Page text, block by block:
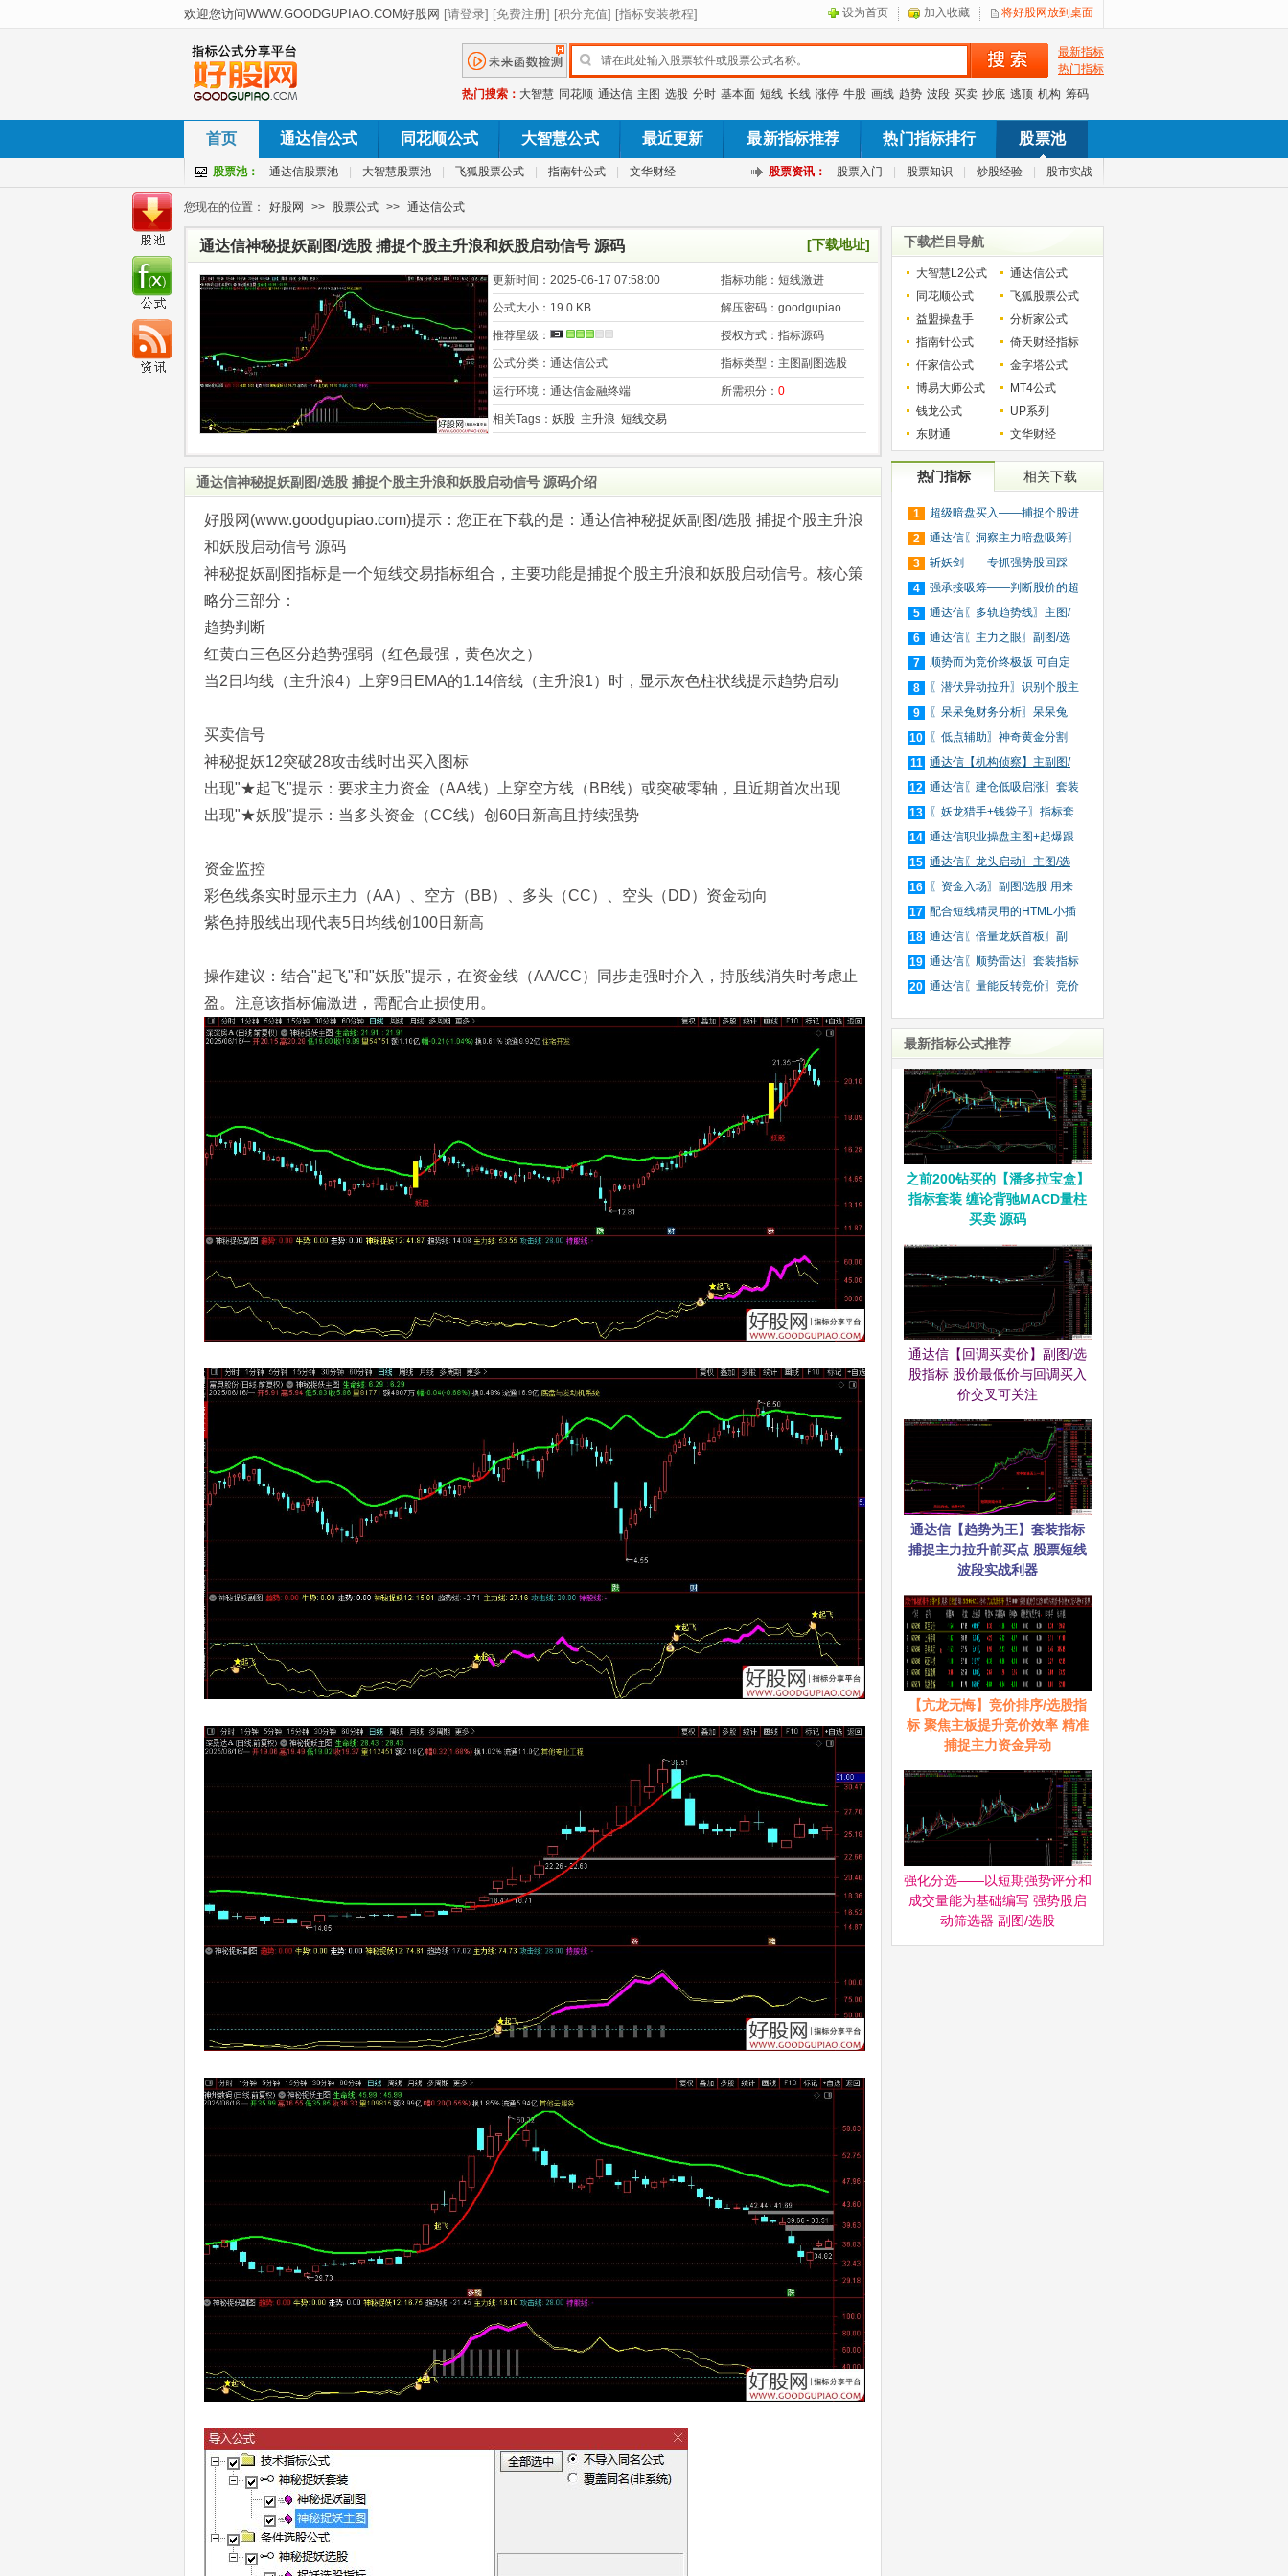
设为首页 加入收藏 将好股网放到桌面
最新指标
热门指标
热门搜索： 大智慧 同花顺 通达信 主图 选股 分时 基本面 短线 长线 涨停 牛股 画线 趋势 波段 买卖 抄底 逃顶 机构 筹码
首页 通达信公式 同花顺公式 大智慧公式 最近更新 最新指标推荐 热门指标排行 股票池
股票池： 通达信股票池 大智慧股票池 飞狐股票公式 指南针公式 文华财经 股票资讯： 股票入门 股票知识 炒股经验 股市实战
您现在的位置： 好股网 >> 股票公式 >> 通达信公式
通达信神秘捉妖副图/选股 捕捉个股主升浪和妖股启动信号 源码 [下载地址]
更新时间： 2025-06-17 07:58:00 指标功能： 短线激进
公式大小： 19.0 KB 解压密码： goodgupiao
推荐星级： 授权方式： 指标源码
公式分类： 通达信公式 指标类型： 主图副图选股
运行环境： 通达信金融终端 所需积分： 0
相关Tags： 妖股 主升浪 短线交易
通达信神秘捉妖副图/选股 捕捉个股主升浪和妖股启动信号 源码介绍
好股网(www.goodgupiao.com)提示：您正在下载的是：通达信神秘捉妖副图/选股 捕捉个股主升浪
和妖股启动信号 源码
神秘捉妖副图指标是一个短线交易指标组合，主要功能是捕捉个股主升浪和妖股启动信号。核心策
略分三部分：
趋势判断
红黄白三色区分趋势强弱（红色最强，黄色次之）
当2日均线（主升浪4）上穿9日EMA的1.14倍线（主升浪1）时，显示灰色柱状线提示趋势启动
买卖信号
神秘捉妖12突破28攻击线时出买入图标
出现"★起飞"提示：要求主力资金（AA线）上穿空方线（BB线）或突破零轴，且近期首次出现
出现"★妖股"提示：当多头资金（CC线）创60日新高且持续强势
资金监控
彩色线条实时显示主力（AA）、空方（BB）、多头（CC）、空头（DD）资金动向
紫色持股线出现代表5日均线创100日新高
操作建议：结合"起飞"和"妖股"提示，在资金线（AA/CC）同步走强时介入，持股线消失时考虑止
盈。注意该指标偏激进，需配合止损使用。
下载栏目导航
大智慧L2公式
通达信公式
同花顺公式
飞狐股票公式
益盟操盘手
分析家公式
指南针公式
倚天财经指标
仟家信公式
金字塔公式
博易大师公式
MT4公式
钱龙公式
UP系列
东财通
文华财经
热门指标 相关下载
1
超级暗盘买入——捕捉个股进
入
2
通达信〖洞察主力暗盘吸筹〗
捕
3
斩妖剑——专抓强势股回踩
20日
4
强承接吸筹——判断股价的超
买
5
通达信〖多轨趋势线〗主图/
选
6
通达信〖主力之眼〗副图/选
股
7
顺势而为竞价终极版 可自定
义
8
〖潜伏异动拉升〗识别个股主
力
9
〖呆呆兔财务分析〗呆呆兔
F10
10
〖低点辅助〗神奇黄金分割
+趋
11 通达信【机构侦察】主副图/
选
12 通达信〖建仓低吸启涨〗套装
指
13
〖妖龙猎手+钱袋子〗指标套
装
14 通达信职业操盘主图+起爆跟
庄
15 通达信〖龙头启动〗主图/选
股
16
〖资金入场〗副图/选股 用来
抓
17 配合短线精灵用的HTML小插
件
18 通达信〖倍量龙妖首板〗副
图/
19 通达信〖顺势雷达〗套装指标
20 通达信〖量能反转竞价〗竞价
最新指标公式推荐
之前200钻买的【潘多拉宝盒】
指标套装 缠论背驰MACD量柱
买卖 源码
通达信【回调买卖价】副图/选
股指标 股价最低价与回调买入
价交叉可关注
通达信【趋势为王】套装指标
捕捉主力拉升前买点 股票短线
波段实战利器
【亢龙无悔】竞价排序/选股指
标 聚焦主板提升竞价效率 精准
捕捉主力资金异动
强化分选——以短期强势评分和
成交量能为基础编写 强势股启
动筛选器‌ 副图/选股